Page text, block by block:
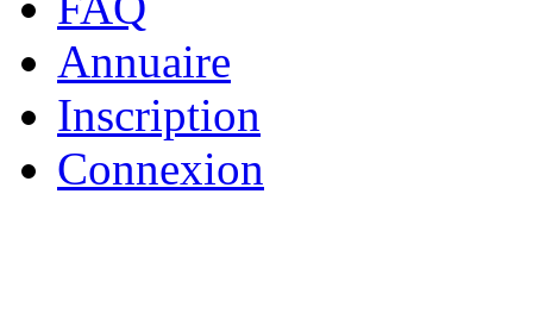
Annuaire
Inscription
Connexion